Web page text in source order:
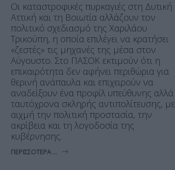
Οι καταστροφικές πυρκαγιές στη Δυτική
Αττική και τη Βοιωτία αλλάζουν τον
πολιτικό σχεδιασμό της Χαριλάου
Τρικούπη, η οποία επιλέγει να κρατήσει
«ζεστές» τις μηχανές της μέσα στον
Αύγουστο. Στο ΠΑΣΟΚ εκτιμούν ότι η
επικαιρότητα δεν αφήνει περιθώρια για
θερινή ανάπαυλα και επιχειρούν να
αναδείξουν ένα προφίλ υπεύθυνης αλλά
ταυτόχρονα σκληρής αντιπολίτευσης, με
αιχμή την πολιτική προστασία, την
ακρίβεια και τη λογοδοσία της
κυβέρνησης.
ΠΕΡΙΣΣΌΤΕΡΑ ...